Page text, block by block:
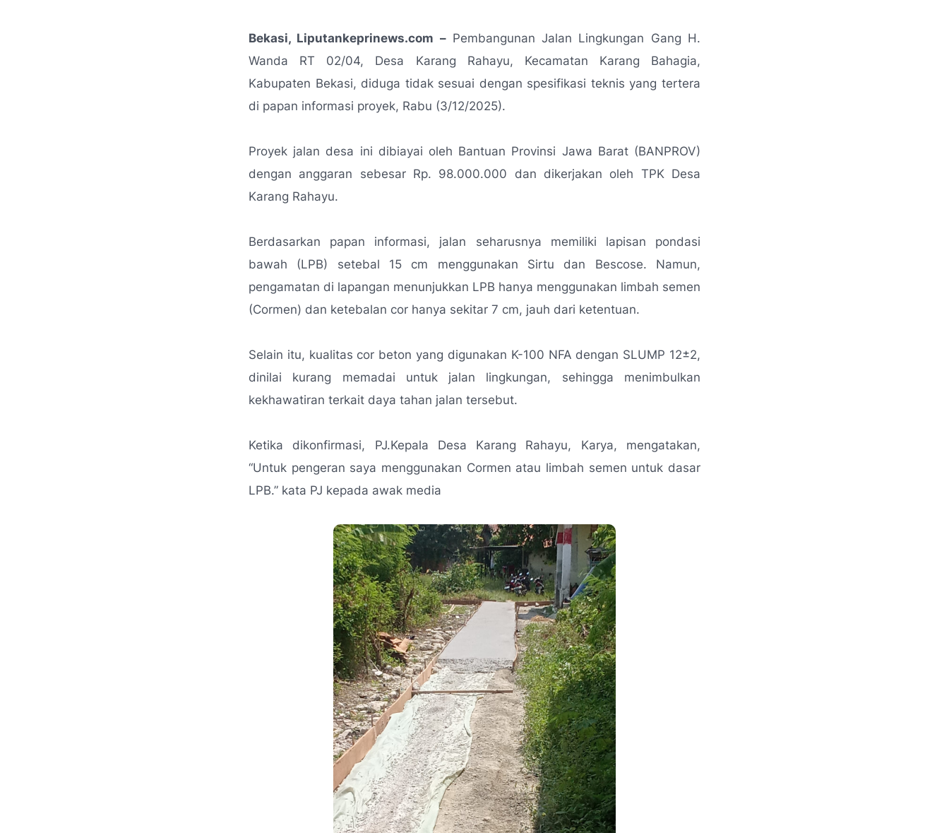
Bekasi, Liputankeprinews.com –Pembangunan Jalan Lingkungan Gang H.
Wanda RT 02/04, Desa Karang Rahayu, Kecamatan Karang Bahagia,
Kabupaten Bekasi, diduga tidak sesuai dengan spesifikasi teknis yang tertera
di papan informasi proyek, Rabu (3/12/2025).
Proyek jalan desa ini dibiayai oleh Bantuan Provinsi Jawa Barat (BANPROV)
dengan anggaran sebesar Rp. 98.000.000 dan dikerjakan oleh TPK Desa
Karang Rahayu.
Berdasarkan papan informasi, jalan seharusnya memiliki lapisan pondasi
bawah (LPB) setebal 15 cm menggunakan Sirtu dan Bescose. Namun,
pengamatan di lapangan menunjukkan LPB hanya menggunakan limbah semen
(Cormen) dan ketebalan cor hanya sekitar 7 cm, jauh dari ketentuan.
Selain itu, kualitas cor beton yang digunakan K-100 NFA dengan SLUMP 12±2,
dinilai kurang memadai untuk jalan lingkungan, sehingga menimbulkan
kekhawatiran terkait daya tahan jalan tersebut.
Ketika dikonfirmasi, PJ.Kepala Desa Karang Rahayu, Karya, mengatakan,
“Untuk pengeran saya menggunakan Cormen atau limbah semen untuk dasar
LPB.” kata PJ kepada awak media